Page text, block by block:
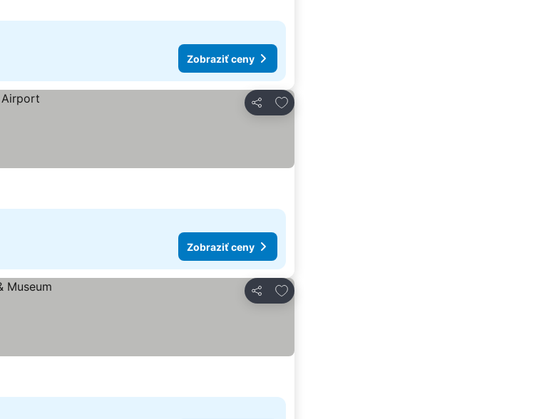
Zobraziť ceny
Zdieľať
Pridať do obľúbených
Zobraziť ceny
Zdieľať
Pridať do obľúbených